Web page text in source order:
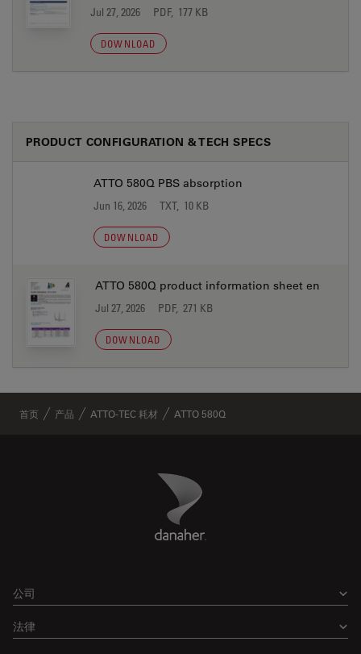
Jul 27, 2026 PDF, 177 KB
DOWNLOAD
PRODUCT CONFIGURATION & TECH SPECS
ATTO 580Q PBS absorption
Jun 16, 2026 TXT, 10 KB
DOWNLOAD
ATTO 580Q product information sheet en
Jul 27, 2026 PDF, 271 KB
DOWNLOAD
首页 产品 ATTO-TEC 耗材 ATTO 580Q
Danaher Logo
公司
法律